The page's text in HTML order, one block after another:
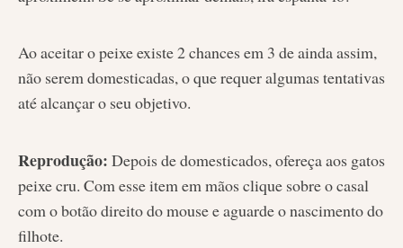
Ao aceitar o peixe existe 2 chances em 3 de ainda assim,
não serem domesticadas, o que requer algumas tentativas
até alcançar o seu objetivo.
Reprodução: Depois de domesticados, ofereça aos gatos
peixe cru. Com esse item em mãos clique sobre o casal
com o botão direito do mouse e aguarde o nascimento do
filhote.